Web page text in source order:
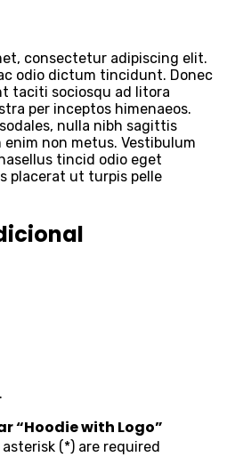
consectetur adipiscing elit.
odio dictum tincidunt. Donec
taciti sociosqu ad litora
per inceptos himenaeos.
nulla nibh sagittis
non metus. Vestibulum
tincid odio eget
placerat ut turpis pelle
“Hoodie with Logo”
(*) are required